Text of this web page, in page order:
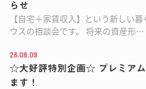
らせ
【自宅＋家賃収入】という新しい
ウスの相談会です。 将来の資産形…
26.08.09
☆大好評特別企画☆ プレミア
ます！